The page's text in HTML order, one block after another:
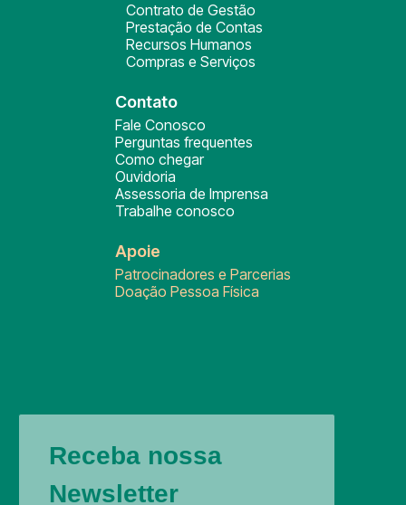
Contrato de Gestão
Prestação de Contas
Recursos Humanos
Compras e Serviços
Contato
Fale Conosco
Perguntas frequentes
Como chegar
Ouvidoria
Assessoria de Imprensa
Trabalhe conosco
Apoie
Patrocinadores e Parcerias
Doação Pessoa Física